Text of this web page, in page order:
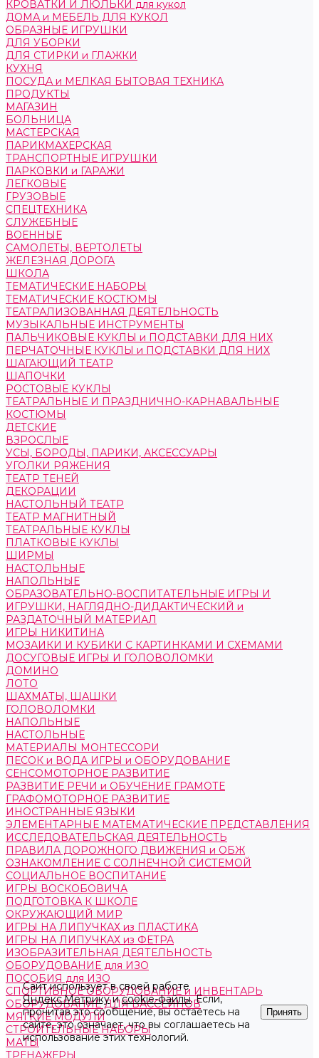
КРОВАТКИ И ЛЮЛЬКИ для кукол
ДОМА и МЕБЕЛЬ ДЛЯ КУКОЛ
ОБРАЗНЫЕ ИГРУШКИ
ДЛЯ УБОРКИ
ДЛЯ СТИРКИ и ГЛАЖКИ
КУХНЯ
ПОСУДА и МЕЛКАЯ БЫТОВАЯ ТЕХНИКА
ПРОДУКТЫ
МАГАЗИН
БОЛЬНИЦА
МАСТЕРСКАЯ
ПАРИКМАХЕРСКАЯ
ТРАНСПОРТНЫЕ ИГРУШКИ
ПАРКОВКИ и ГАРАЖИ
ЛЕГКОВЫЕ
ГРУЗОВЫЕ
СПЕЦТЕХНИКА
СЛУЖЕБНЫЕ
ВОЕННЫЕ
САМОЛЕТЫ, ВЕРТОЛЕТЫ
ЖЕЛЕЗНАЯ ДОРОГА
ШКОЛА
ТЕМАТИЧЕСКИЕ НАБОРЫ
ТЕМАТИЧЕСКИЕ КОСТЮМЫ
ТЕАТРАЛИЗОВАННАЯ ДЕЯТЕЛЬНОСТЬ
МУЗЫКАЛЬНЫЕ ИНСТРУМЕНТЫ
ПАЛЬЧИКОВЫЕ КУКЛЫ и ПОДСТАВКИ ДЛЯ НИХ
ПЕРЧАТОЧНЫЕ КУКЛЫ и ПОДСТАВКИ ДЛЯ НИХ
ШАГАЮЩИЙ ТЕАТР
ШАПОЧКИ
РОСТОВЫЕ КУКЛЫ
ТЕАТРАЛЬНЫЕ И ПРАЗДНИЧНО-КАРНАВАЛЬНЫЕ
КОСТЮМЫ
ДЕТСКИЕ
ВЗРОСЛЫЕ
УСЫ, БОРОДЫ, ПАРИКИ, АКСЕССУАРЫ
УГОЛКИ РЯЖЕНИЯ
ТЕАТР ТЕНЕЙ
ДЕКОРАЦИИ
НАСТОЛЬНЫЙ ТЕАТР
ТЕАТР МАГНИТНЫЙ
ТЕАТРАЛЬНЫЕ КУКЛЫ
ПЛАТКОВЫЕ КУКЛЫ
ШИРМЫ
НАСТОЛЬНЫЕ
НАПОЛЬНЫЕ
ОБРАЗОВАТЕЛЬНО-ВОСПИТАТЕЛЬНЫЕ ИГРЫ И
ИГРУШКИ, НАГЛЯДНО-ДИДАКТИЧЕСКИЙ и
РАЗДАТОЧНЫЙ МАТЕРИАЛ
ИГРЫ НИКИТИНА
МОЗАИКИ И КУБИКИ С КАРТИНКАМИ И СХЕМАМИ
ДОСУГОВЫЕ ИГРЫ И ГОЛОВОЛОМКИ
ДОМИНО
ЛОТО
ШАХМАТЫ, ШАШКИ
ГОЛОВОЛОМКИ
НАПОЛЬНЫЕ
НАСТОЛЬНЫЕ
МАТЕРИАЛЫ МОНТЕССОРИ
ПЕСОК и ВОДА ИГРЫ и ОБОРУДОВАНИЕ
СЕНСОМОТОРНОЕ РАЗВИТИЕ
РАЗВИТИЕ РЕЧИ и ОБУЧЕНИЕ ГРАМОТЕ
ГРАФОМОТОРНОЕ РАЗВИТИЕ
ИНОСТРАННЫЕ ЯЗЫКИ
ЭЛЕМЕНТАРНЫЕ МАТЕМАТИЧЕСКИЕ ПРЕДСТАВЛЕНИЯ
ИССЛЕДОВАТЕЛЬСКАЯ ДЕЯТЕЛЬНОСТЬ
ПРАВИЛА ДОРОЖНОГО ДВИЖЕНИЯ и ОБЖ
ОЗНАКОМЛЕНИЕ С СОЛНЕЧНОЙ СИСТЕМОЙ
СОЦИАЛЬНОЕ ВОСПИТАНИЕ
ИГРЫ ВОСКОБОВИЧА
ПОДГОТОВКА К ШКОЛЕ
ОКРУЖАЮЩИЙ МИР
ИГРЫ НА ЛИПУЧКАХ из ПЛАСТИКА
ИГРЫ НА ЛИПУЧКАХ из ФЕТРА
ИЗОБРАЗИТЕЛЬНАЯ ДЕЯТЕЛЬНОСТЬ
ОБОРУДОВАНИЕ для ИЗО
ПОСОБИЯ для ИЗО
СПОРТИВНОЕ ОБОРУДОВАНИЕ и ИНВЕНТАРЬ
ОБОРУДОВАНИЕ ДЛЯ БАССЕЙНОВ
МЯГКИЕ МОДУЛИ
СТРОИТЕЛЬНЫЕ НАБОРЫ
МАТЫ
ТРЕНАЖЕРЫ
Сайт использует в своей работе
Яндекс.Метрикуиcookie-файлы. Если,
прочитав это сообщение, вы остаетесь на
сайте, это означает, что вы соглашаетесь на
использование этих технологий.
Принять